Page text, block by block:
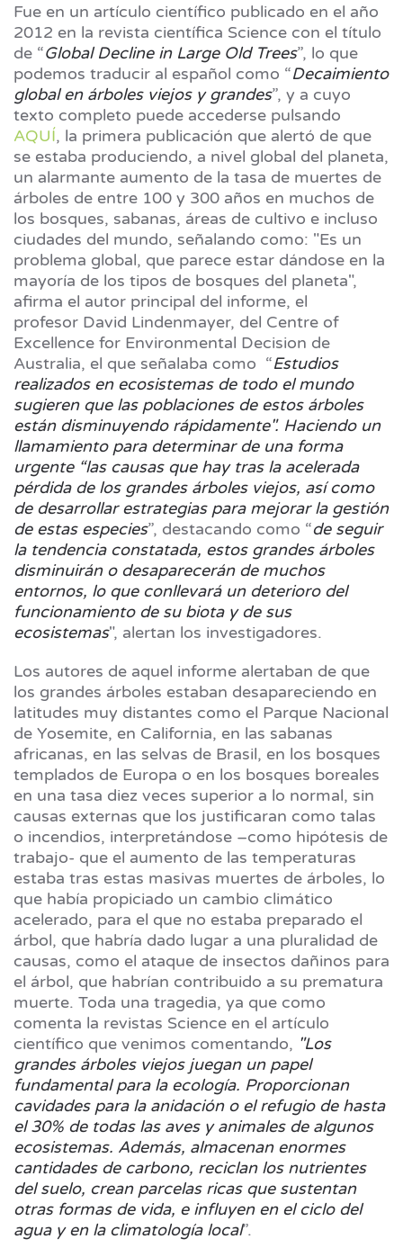
Fue en un artículo científico publicado en el año
2012 en la revista científica Science con el título
de “Global Decline in Large Old Trees”, lo que
podemos traducir al español como “Decaimiento
global en árboles viejos y grandes”, y a cuyo
texto completo puede accederse pulsando
AQUÍ, la primera publicación que alertó de que
se estaba produciendo, a nivel global del planeta,
un alarmante aumento de la tasa de muertes de
árboles de entre 100 y 300 años en muchos de
los bosques, sabanas, áreas de cultivo e incluso
ciudades del mundo, señalando como: "Es un
problema global, que parece estar dándose en la
mayoría de los tipos de bosques del planeta",
afirma el autor principal del informe, el
profesor David Lindenmayer, del Centre of
Excellence for Environmental Decision de
Australia, el que señalaba como “Estudios
realizados en ecosistemas de todo el mundo
sugieren que las poblaciones de estos árboles
están disminuyendo rápidamente". Haciendo un
llamamiento para determinar de una forma
urgente “las causas que hay tras la acelerada
pérdida de los grandes árboles viejos, así como
de desarrollar estrategias para mejorar la gestión
de estas especies”, destacando como “de seguir
la tendencia constatada, estos grandes árboles
disminuirán o desaparecerán de muchos
entornos, lo que conllevará un deterioro del
funcionamiento de su biota y de sus
ecosistemas", alertan los investigadores.
Los autores de aquel informe alertaban de que
los grandes árboles estaban desapareciendo en
latitudes muy distantes como el Parque Nacional
de Yosemite, en California, en las sabanas
africanas, en las selvas de Brasil, en los bosques
templados de Europa o en los bosques boreales
en una tasa diez veces superior a lo normal, sin
causas externas que los justificaran como talas
o incendios, interpretándose –como hipótesis de
trabajo- que el aumento de las temperaturas
estaba tras estas masivas muertes de árboles, lo
que había propiciado un cambio climático
acelerado, para el que no estaba preparado el
árbol, que habría dado lugar a una pluralidad de
causas, como el ataque de insectos dañinos para
el árbol, que habrían contribuido a su prematura
muerte. Toda una tragedia, ya que como
comenta la revistas Science en el artículo
científico que venimos comentando, "Los
grandes árboles viejos juegan un papel
fundamental para la ecología. Proporcionan
cavidades para la anidación o el refugio de hasta
el 30% de todas las aves y animales de algunos
ecosistemas. Además, almacenan enormes
cantidades de carbono, reciclan los nutrientes
del suelo, crean parcelas ricas que sustentan
otras formas de vida, e influyen en el ciclo del
agua y en la climatología local”.